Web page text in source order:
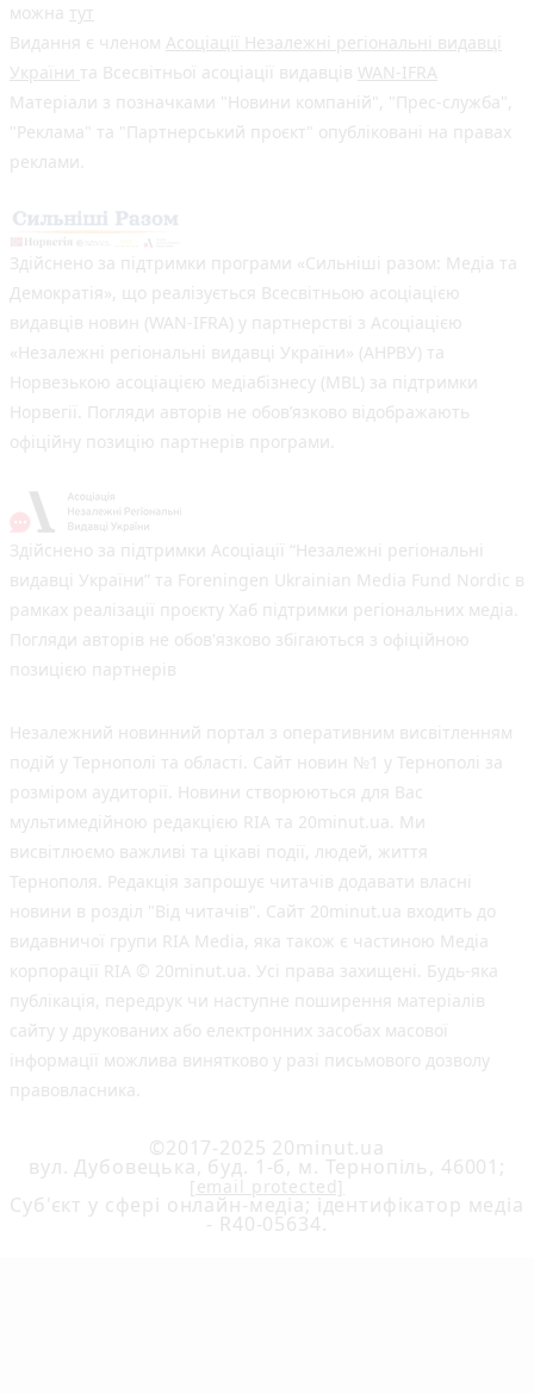
можна тут
Видання є членом Асоціації Незалежні регіональні видавці
України та Всесвітньої асоціації видавців WAN-IFRA
Матеріали з позначками "Новини компаній", "Прес-служба",
"Реклама" та "Партнерський проєкт" опубліковані на правах
реклами.
Здійснено за підтримки програми «Сильніші разом: Медіа та
Демократія», що реалізується Всесвітньою асоціацією
видавців новин (WAN-IFRA) у партнерстві з Асоціацією
«Незалежні регіональні видавці України» (АНРВУ) та
Норвезькою асоціацією медіабізнесу (MBL) за підтримки
Норвегії. Погляди авторів не обов’язково відображають
офіційну позицію партнерів програми.
Здійснено за підтримки Асоціації “Незалежні регіональні
видавці України” та Foreningen Ukrainian Media Fund Nordic в
рамках реалізації проєкту Хаб підтримки регіональних медіа.
Погляди авторів не обов'язково збігаються з офіційною
позицією партнерів
Незалежний новинний портал з оперативним висвітленням
подій у Тернополі та області. Сайт новин №1 у Тернополі за
розміром аудиторії. Новини створюються для Вас
мультимедійною редакцією RIA та 20minut.ua. Ми
висвітлюємо важливі та цікаві події, людей, життя
Тернополя. Редакція запрошує читачів додавати власні
новини в розділ "Від читачів". Сайт 20minut.ua входить до
видавничої групи RIA Media, яка також є частиною Медіа
корпорації RIA © 20minut.ua. Усі права захищені. Будь-яка
публiкацiя, передрук чи наступне поширення матеріалів
сайту у друкованих або електронних засобах масової
інформації можлива винятково у разі письмового дозволу
правовласника.
©2017-2025 20minut.ua
вул. Дубовецька, буд. 1-б, м. Тернопіль, 46001;
[email protected]
Cуб'єкт у сфері онлайн-медіа; ідентифікатор медіа
- R40-05634.